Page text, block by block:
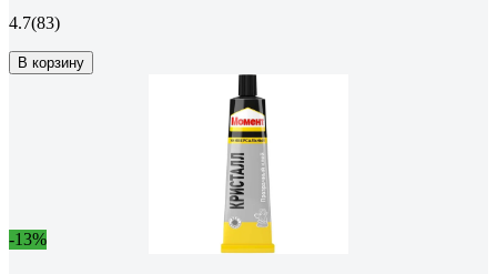
4.7(83)
В корзину
-13%